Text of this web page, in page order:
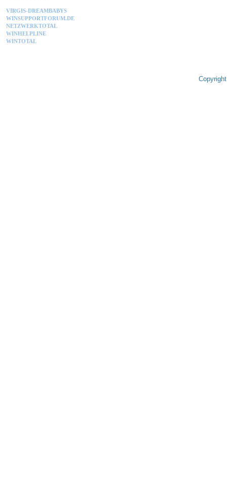
VIRGIS-DREAMBABYS
WINSUPPORTFORUM.DE
NETZWERKTOTAL
WINHELPLINE
WINTOTAL